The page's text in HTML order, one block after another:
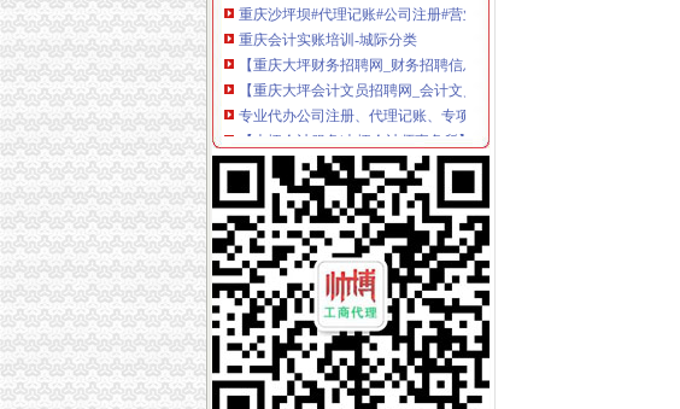
重庆会计实账培训-城际分类
【重庆大坪财务招聘网_财务招聘信息】-重庆智联招聘
【重庆大坪会计文员招聘网_会计文员招聘信息】-重庆智联招聘
专业代办公司注册、代理记账、专项审批等欢迎来电咨询_志趣网
【大坪会计服务|大坪会计师事务所】-今题大坪会计网
0元免费*办重庆公司注册可提供注册地址重庆慢牛专业服务-重庆公司
代理商标公司的前景如何？渝北代账公司电话？
【工商网上报税系统】_重庆列表网
常年提供重庆主城区公司注册代理记账商标注册服务
渝中区代账公司流程
江岸区会计代账公司【2016企业税务详细流程请指点】-商务服务-信
江夏区工商代办.注册公司执照代理.知名代账公司.流程
专利申请名录_2017专利申请企业黄页大全_商务联盟网
[中报]西南证券：2010年半年度报告-[中财网]
2010年重庆城市交通开发投资（集团）有限公司公司券募集说明书_
充值卡联通100厂家_充值卡联通100公司-阿里巴巴公司黄页